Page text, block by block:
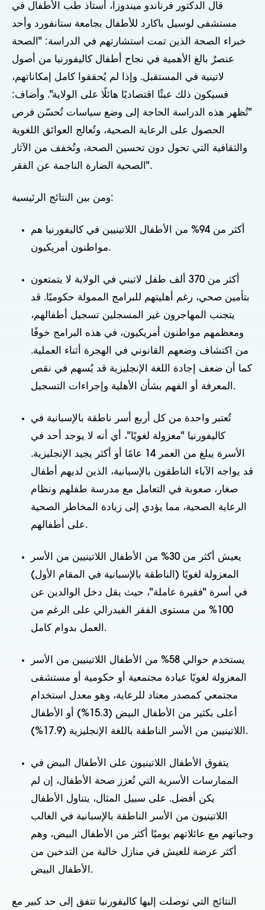
قال الدكتور فرناندو ميندوزا، أستاذ طب الأطفال في
مستشفى لوسيل باكارد للأطفال بجامعة ستانفورد وأحد
خبراء الصحة الذين تمت استشارتهم في الدراسة: "الصحة
عنصرٌ بالغ الأهمية في نجاح أطفال كاليفورنيا من أصول
لاتينية في المستقبل. وإذا لم يُحققوا كامل إمكاناتهم،
فسيكون ذلك عبئًا اقتصاديًا هائلًا على الولاية". وأضاف:
"تُظهر هذه الدراسة الحاجة إلى وضع سياسات تُحسّن فرص
الحصول على الرعاية الصحية، وتُعالج العوائق اللغوية
والثقافية التي تحول دون تحسين الصحة، وتُخفف من الآثار
الصحية الضارة الناجمة عن الفقر".
ومن بين النتائج الرئيسية:
أكثر من 94% من الأطفال اللاتينيين في كاليفورنيا هم
مواطنون أمريكيون.
أكثر من 370 ألف طفل لاتيني في الولاية لا يتمتعون
بتأمين صحي، رغم أهليتهم للبرامج الممولة حكوميًا. قد
يتجنب المهاجرون غير المسجلين تسجيل أطفالهم،
ومعظمهم مواطنون أمريكيون، في هذه البرامج خوفًا
من اكتشاف وضعهم القانوني في الهجرة أثناء العملية.
كما أن ضعف إجادة اللغة الإنجليزية قد يُسهم في نقص
المعرفة أو الفهم بشأن الأهلية وإجراءات التسجيل.
تُعتبر واحدة من كل أربع أسر ناطقة بالإسبانية في
كاليفورنيا "معزولة لغويًا"، أي أنه لا يوجد أحد في
الأسرة يبلغ من العمر 14 عامًا أو أكثر يجيد الإنجليزية.
قد يواجه الآباء الناطقون بالإسبانية، الذين لديهم أطفال
صغار، صعوبة في التعامل مع مدرسة طفلهم ونظام
الرعاية الصحية، مما يؤدي إلى زيادة المخاطر الصحية
على أطفالهم.
يعيش أكثر من 30% من الأطفال اللاتينيين من الأسر
المعزولة لغويًا (الناطقة بالإسبانية في المقام الأول)
في أسرة "فقيرة عاملة"، حيث يقل دخل الوالدين عن
100% من مستوى الفقر الفيدرالي على الرغم من
العمل بدوام كامل.
يستخدم حوالي 58% من الأطفال اللاتينيين من الأسر
المعزولة لغويًا عيادة مجتمعية أو حكومية أو مستشفى
مجتمعي كمصدر معتاد للرعاية، وهو معدل استخدام
أعلى بكثير من الأطفال البيض (15.3%) أو الأطفال
اللاتينيين من الأسر الناطقة باللغة الإنجليزية (17.9%).
يتفوق الأطفال اللاتينيون على الأطفال البيض في
الممارسات الأسرية التي تُعزز صحة الأطفال، إن لم
يكن أفضل. على سبيل المثال، يتناول الأطفال
اللاتينيون من الأسر الناطقة بالإسبانية في الغالب
وجباتهم مع عائلاتهم يوميًا أكثر من الأطفال البيض، وهم
أكثر عرضة للعيش في منازل خالية من التدخين من
الأطفال البيض.
النتائج التي توصلت إليها كاليفورنيا تتفق إلى حد كبير مع